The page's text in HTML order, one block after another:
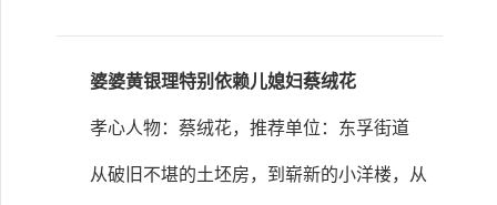
婆婆黄银理特别依赖儿媳妇蔡绒花
孝心人物： 蔡绒花，推荐单位：东孚街道
从破旧不堪的土坯房，到崭新的小洋楼，从